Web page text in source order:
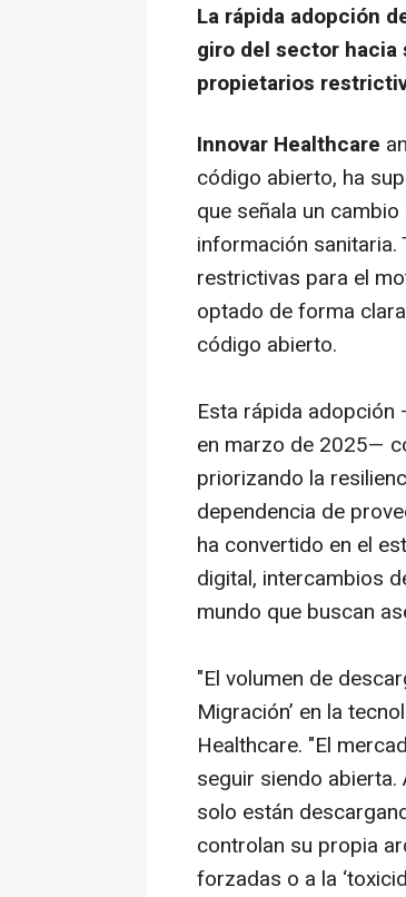
La rápida adopción
giro del sector
propietarios
Innovar Healthcare
código abierto, ha
que señala un
información
restrictivas para el
optado de forma
código abierto.
Esta rápida
en marzo de 2025—
priorizando la
dependencia de
ha convertido en el
digital, intercambios
mundo que buscan
"El volumen de
Migración’ en la
Healthcare. "El
seguir siendo
solo están
controlan su propia
forzadas o a la